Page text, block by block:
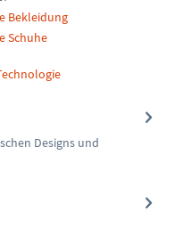
Bekleidung
Schuhe
Designs und